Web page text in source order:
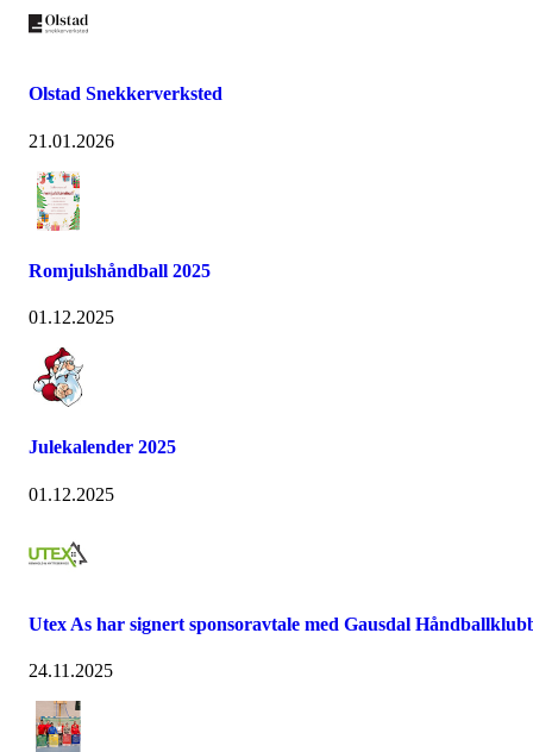
Olstad Snekkerverksted
21.01.2026
Romjulshåndball 2025
01.12.2025
Julekalender 2025
01.12.2025
Utex As har signert sponsoravtale med Gausdal
24.11.2025